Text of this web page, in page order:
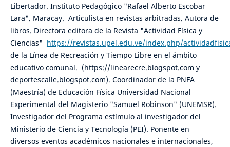
Libertador. Instituto Pedagógico "Rafael Alberto Escobar
Lara". Maracay. Articulista en revistas arbitradas. Autora de
libros. Directora editora de la Revista "Actividad Física y
Ciencias" https://revistas.upel.edu.ve/index.php/
de la Línea de Recreación y Tiempo Libre en el ámbito
educativo comunal. (https://linearecre.blogspot.com y
deportescalle.blogspot.com). Coordinador de la PNFA
(Maestría) de Educación Física Universidad Nacional
Experimental del Magisterio "Samuel Robinson" (UNEMSR).
Investigador del Programa estímulo al investigador del
Ministerio de Ciencia y Tecnología (PEI). Ponente en
diversos eventos académicos nacionales e internacionales,